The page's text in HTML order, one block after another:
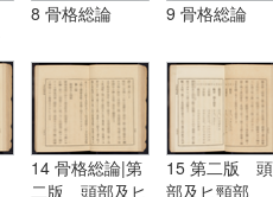
8 骨格総論 9 骨格総論
14 骨格総論|第
二版 頭部及ヒ
15 第二版 頭
部及ヒ頸部